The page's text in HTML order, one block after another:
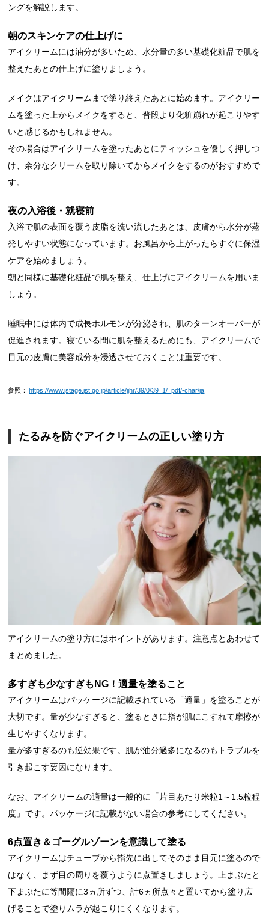
ングを解説します。
朝のスキンケアの仕上げに
アイクリームには油分が多いため、水分量の多い基礎化粧品で肌を
整えたあとの仕上げに塗りましょう。
メイクはアイクリームまで塗り終えたあとに始めます。アイクリー
ムを塗った上からメイクをすると、普段より化粧崩れが起こりやす
いと感じるかもしれません。
その場合はアイクリームを塗ったあとにティッシュを優しく押しつ
け、余分なクリームを取り除いてからメイクをするのがおすすめで
す。
夜の入浴後・就寝前
入浴で肌の表面を覆う皮脂を洗い流したあとは、皮膚から水分が蒸
発しやすい状態になっています。お風呂から上がったらすぐに保湿
ケアを始めましょう。
朝と同様に基礎化粧品で肌を整え、仕上げにアイクリームを用いま
しょう。
睡眠中には体内で成長ホルモンが分泌され、肌のターンオーバーが
促進されます。寝ている間に肌を整えるためにも、アイクリームで
目元の皮膚に美容成分を浸透させておくことは重要です。
参照： https://www.jstage.jst.go.jp/article/jjhr/39/0/39_1/_pdf/-char/ja
たるみを防ぐアイクリームの正しい塗り方
アイクリームの塗り方にはポイントがあります。注意点とあわせて
まとめました。
多すぎも少なすぎもNG！適量を塗ること
アイクリームはパッケージに記載されている「適量」を塗ることが
大切です。量が少なすぎると、塗るときに指が肌にこすれて摩擦が
生じやすくなります。
量が多すぎるのも逆効果です。肌が油分過多になるのもトラブルを
引き起こす要因になります。
なお、アイクリームの適量は一般的に「片目あたり米粒1～1.5粒程
度」です。パッケージに記載がない場合の参考にしてください。
6点置き＆ゴーグルゾーンを意識して塗る
アイクリームはチューブから指先に出してそのまま目元に塗るので
はなく、まず目の周りを覆うように点置きしましょう。上まぶたと
下まぶたに等間隔に3ヵ所ずつ、計6ヵ所点々と置いてから塗り広
げることで塗りムラが起こりにくくなります。